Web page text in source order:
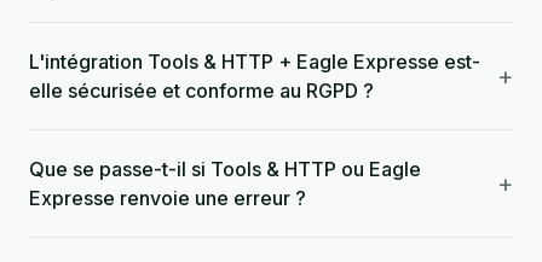
L'intégration Tools & HTTP + Eagle Expresse est-
elle sécurisée et conforme au RGPD ?
+
Que se passe-t-il si Tools & HTTP ou Eagle
Expresse renvoie une erreur ?
+